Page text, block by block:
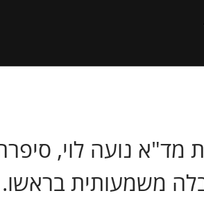
מד"א נועה לוי,
משמעותית בראשו.